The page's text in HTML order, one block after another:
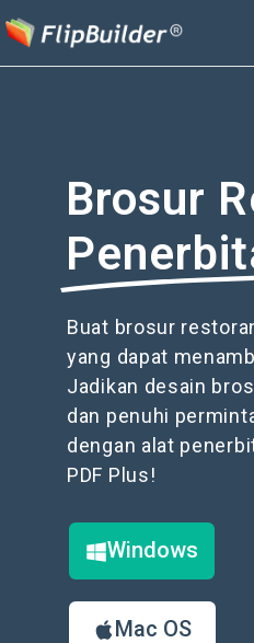
Brosur
Buat brosur
yang dapat
Jadikan desain
dan penuhi
dengan alat
PDF Plus!
Windows
Mac OS